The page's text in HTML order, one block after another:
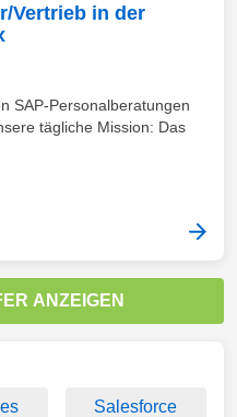
Vertrieb in der
SAP-Personalberatungen
tägliche Mission: Das
ANZEIGEN
Salesforce